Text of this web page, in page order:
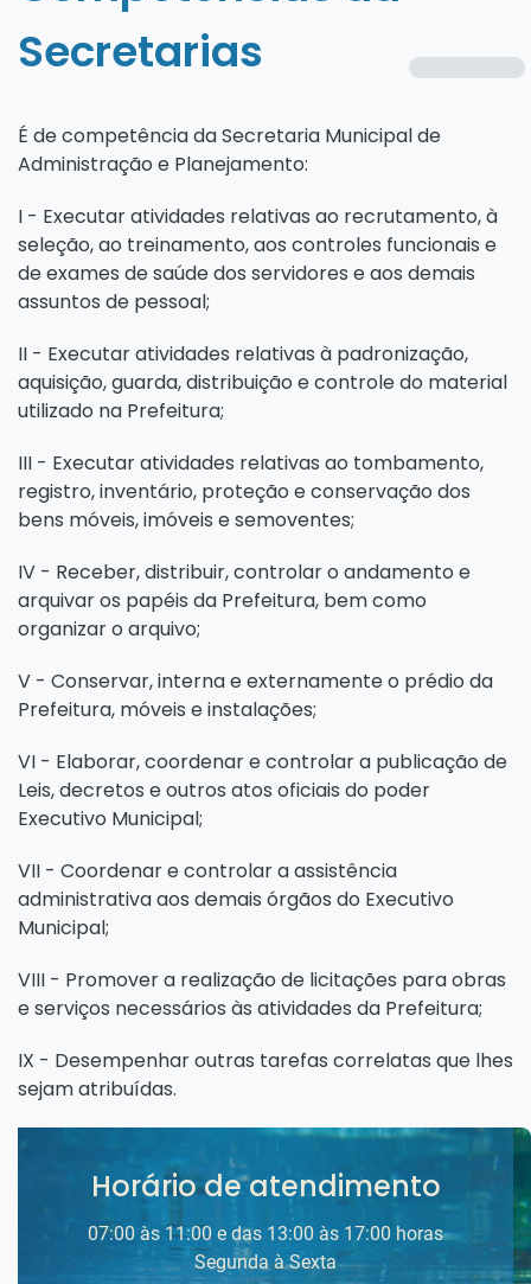
Secretarias
É de competência da Secretaria Municipal de
Administração e Planejamento:
I - Executar atividades relativas ao recrutamento, à
seleção, ao treinamento, aos controles funcionais e
de exames de saúde dos servidores e aos demais
assuntos de pessoal;
II - Executar atividades relativas à padronização,
aquisição, guarda, distribuição e controle do material
utilizado na Prefeitura;
III - Executar atividades relativas ao tombamento,
registro, inventário, proteção e conservação dos
bens móveis, imóveis e semoventes;
IV - Receber, distribuir, controlar o andamento e
arquivar os papéis da Prefeitura, bem como
organizar o arquivo;
V - Conservar, interna e externamente o prédio da
Prefeitura, móveis e instalações;
VI - Elaborar, coordenar e controlar a publicação de
Leis, decretos e outros atos oficiais do poder
Executivo Municipal;
VII - Coordenar e controlar a assistência
administrativa aos demais órgãos do Executivo
Municipal;
VIII - Promover a realização de licitações para obras
e serviços necessários às atividades da Prefeitura;
IX - Desempenhar outras tarefas correlatas que lhes
sejam atribuídas.
Horário de atendimento
07:00 às 11:00 e das 13:00 às 17:00 horas
Segunda à Sexta